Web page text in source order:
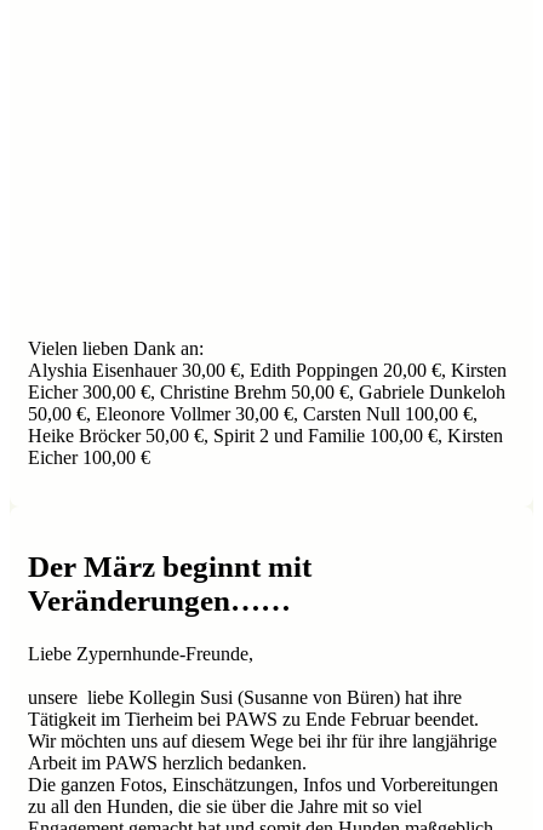
Vielen lieben Dank an:
Alyshia Eisenhauer 30,00 €, Edith Poppingen 20,00 €, Kirsten
Eicher 300,00 €, Christine Brehm 50,00 €, Gabriele Dunkeloh
50,00 €, Eleonore Vollmer 30,00 €, Carsten Null 100,00 €,
Heike Bröcker 50,00 €, Spirit 2 und Familie 100,00 €, Kirsten
Eicher 100,00 €
Der März beginnt mit
Veränderungen……
Liebe Zypernhunde-Freunde,
unsere liebe Kollegin Susi (Susanne von Büren) hat ihre
Tätigkeit im Tierheim bei PAWS zu Ende Februar beendet.
Wir möchten uns auf diesem Wege bei ihr für ihre langjährige
Arbeit im PAWS herzlich bedanken.
Die ganzen Fotos, Einschätzungen, Infos und Vorbereitungen
zu all den Hunden, die sie über die Jahre mit so viel